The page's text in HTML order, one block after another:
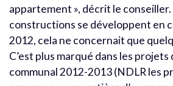
appartement », décrit le conseiller.
constructions se développent en
2012, cela ne concernait que
C’est plus marqué dans les projets
communal 2012-2013 (NDLR les